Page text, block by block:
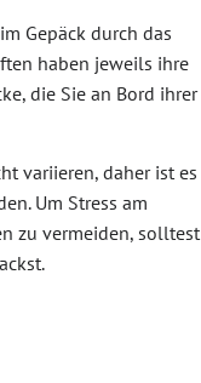
Gepäck durch das
haben jeweils ihre
die Sie an Bord ihrer
variieren, daher ist es
Um Stress am
zu vermeiden, solltest